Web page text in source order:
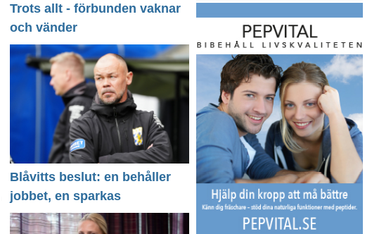
Trots allt - förbunden vaknar
och vänder
Blåvitts beslut: en behåller
jobbet, en sparkas